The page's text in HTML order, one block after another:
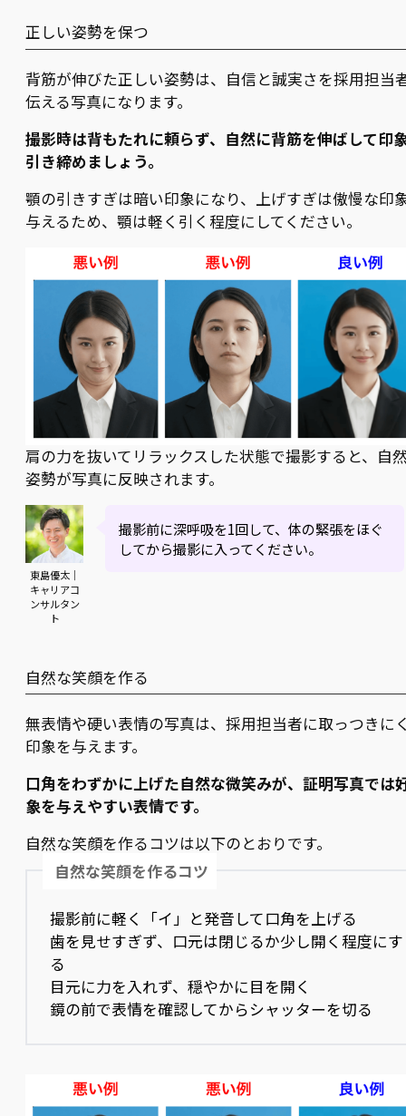
正しい姿勢を保つ
背筋が伸びた正しい姿勢は、自信と誠実さを採用担当
伝える写真になります。
撮影時は背もたれに頼らず、自然に背筋を伸ばして印
引き締めましょう。
顎の引きすぎは暗い印象になり、上げすぎは傲慢な印
与えるため、顎は軽く引く程度にしてください。
肩の力を抜いてリラックスした状態で撮影すると、自
姿勢が写真に反映されます。
東島優太｜
キャリアコ
ンサルタン
ト
撮影前に深呼吸を1回して、体の緊張をほぐ
してから撮影に入ってください。
自然な笑顔を作る
無表情や硬い表情の写真は、採用担当者に取っつきに
印象を与えます。
口角をわずかに上げた自然な微笑みが、証明写真では
象を与えやすい表情です。
自然な笑顔を作るコツは以下のとおりです。
自然な笑顔を作るコツ
撮影前に軽く「イ」と発音して口角を上げる
歯を見せすぎず、口元は閉じるか少し開く程度にす
る
目元に力を入れず、穏やかに目を開く
鏡の前で表情を確認してからシャッターを切る